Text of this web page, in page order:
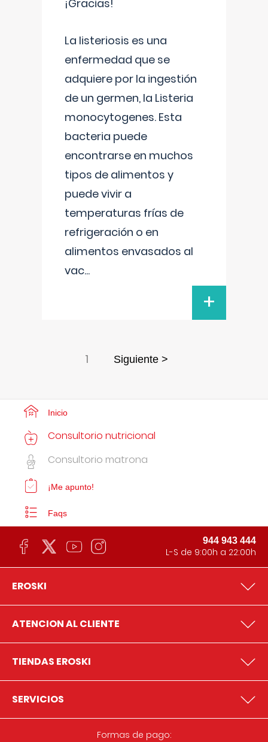
¡Gracias!
La listeriosis es una
enfermedad que se
adquiere por la ingestión
de un germen, la Listeria
monocytogenes. Esta
bacteria puede
encontrarse en muchos
tipos de alimentos y
puede vivir a
temperaturas frías de
refrigeración o en
alimentos envasados al
vac...
+
1 Siguiente >
Inicio
Consultorio nutricional
Consultorio matrona
¡Me apunto!
Faqs
944 943 444
L-S de 9:00h a 22:00h
EROSKI
ATENCION AL CLIENTE
TIENDAS EROSKI
SERVICIOS
Formas de pago: